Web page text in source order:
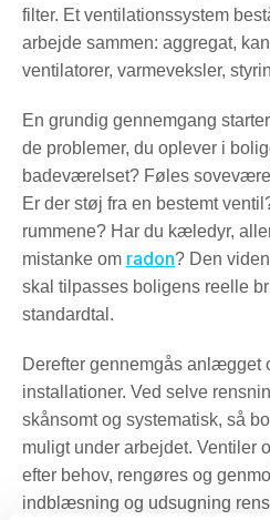
filter. Et ventilationssystem
arbejde sammen: aggregat,
ventilatorer, varmeveksler,
En grundig gennemgang
de problemer, du oplever i
badeværelset? Føles
Er der støj fra en bestemt
rummene? Har du kæledyr,
mistanke om radon? Den
skal tilpasses boligens reelle
standardtal.
Derefter gennemgås
installationer. Ved selve
skånsomt og systematisk, så
muligt under arbejdet. Ventiler
efter behov, rengøres og
indblæsning og udsugning